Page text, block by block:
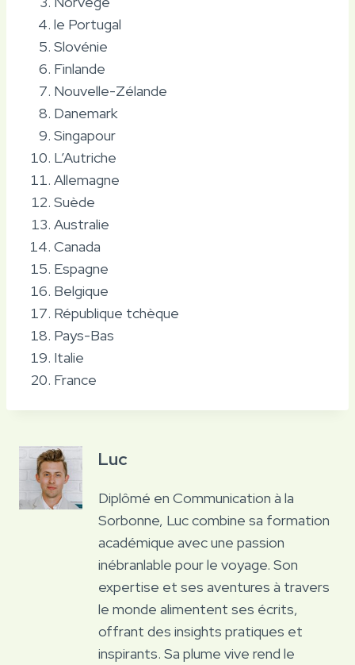
le Portugal
Slovénie
Finlande
Nouvelle-Zélande
Danemark
Singapour
L’Autriche
Allemagne
Suède
Australie
Canada
Espagne
Belgique
République tchèque
Pays-Bas
Italie
France
Luc
Diplômé en Communication à la
Sorbonne, Luc combine sa formation
académique avec une passion
inébranlable pour le voyage. Son
expertise et ses aventures à travers
le monde alimentent ses écrits,
offrant des insights pratiques et
inspirants. Sa plume vive rend le